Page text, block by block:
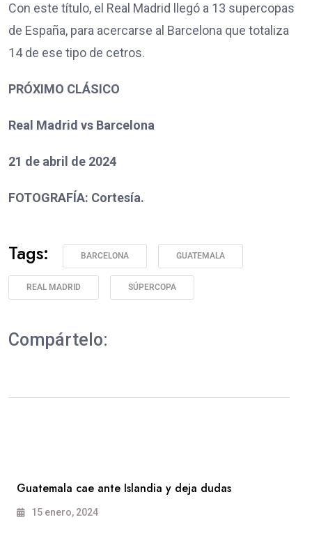
Con este título, el Real Madrid llegó a 13 supercopas
de España, para acercarse al Barcelona que totaliza
14 de ese tipo de cetros.
PRÓXIMO CLÁSICO
Real Madrid vs Barcelona
21 de abril de 2024
FOTOGRAFÍA: Cortesía.
Tags: BARCELONA GUATEMALA
REAL MADRID SÚPERCOPA
Compártelo:
Guatemala cae ante Islandia y deja dudas
15 enero, 2024